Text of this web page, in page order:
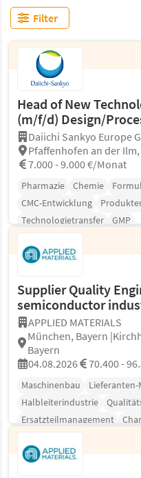
Filter
Head of New
(m/f/d) Design/
Daiichi Sankyo Europe
Pfaffenhofen an der
7.000 - 9.000 €/Monat
Pharmazie Chemie
CMC-Entwicklung
Technologietransfer
GMP
Supplier Quality
semiconductor
APPLIED MATERIALS
München, Bayern
Bayern
04.08.2026
70.400 -
Maschinenbau
Lieferanten-
Halbleiterindustrie
Ersatzteilmanagement